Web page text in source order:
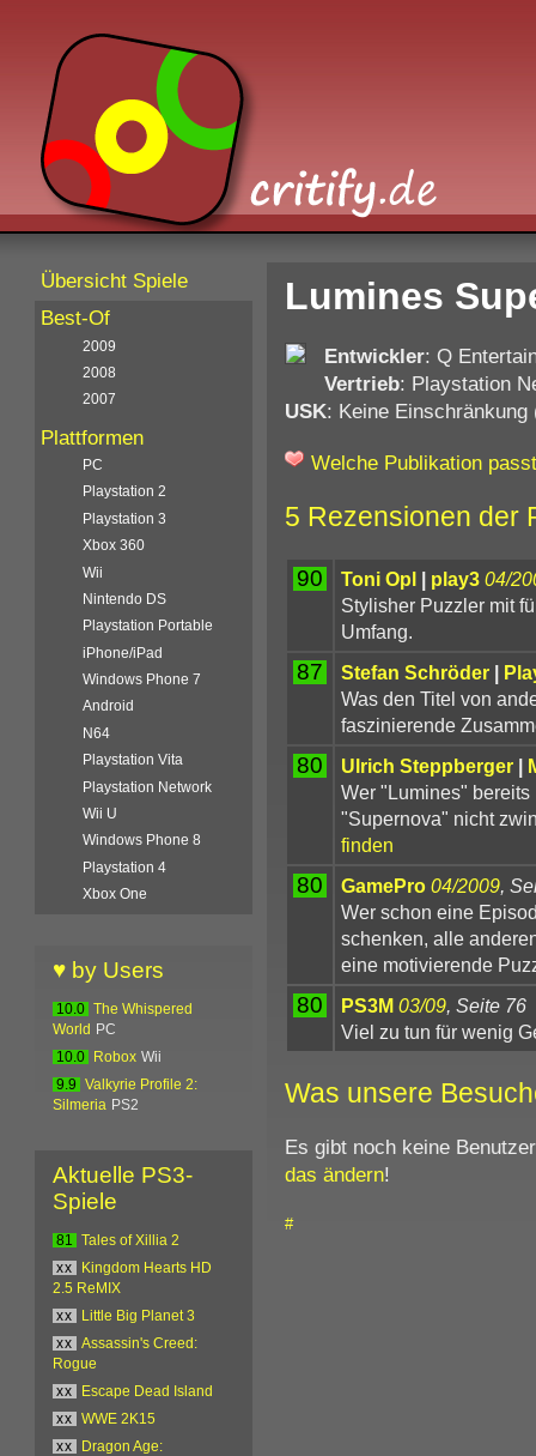
Lumines
Entwickler: Q
Vertrieb: Playstation
USK: Keine Einschränkung
Welche Publikation
5 Rezensionen der
90 Toni Opl| play3 04/
Stylisher Puzzler mit
Umfang.
87 Stefan Schröder|
Was den Titel von
faszinierende
80 Ulrich Steppberger|
Wer "Lumines"
"Supernova" nicht
finden
80 GamePro 04/2009,
Wer schon eine
schenken, alle
eine motivierende
80 PS3M 03/09, Seite 76
Viel zu tun für wenig
Was unsere
Es gibt noch keine
das ändern!
#
Übersicht Spiele
Best-Of
2009
2008
2007
Plattformen
PC
Playstation 2
Playstation 3
Xbox 360
Wii
Nintendo DS
Playstation Portable
iPhone/iPad
Windows Phone 7
Android
N64
Playstation Vita
Playstation Network
Wii U
Windows Phone 8
Playstation 4
Xbox One
♥ by Users
10.0
The Whispered
World
PC
10.0
Robox Wii
9.9
Valkyrie Profile 2:
Silmeria PS2
Aktuelle PS3-
Spiele
81
Tales of Xillia 2
xx
Kingdom Hearts HD
2.5 ReMIX
xx
Little Big Planet 3
xx
Assassin's Creed:
Rogue
xx
Escape Dead Island
xx
WWE 2K15
xx
Dragon Age: